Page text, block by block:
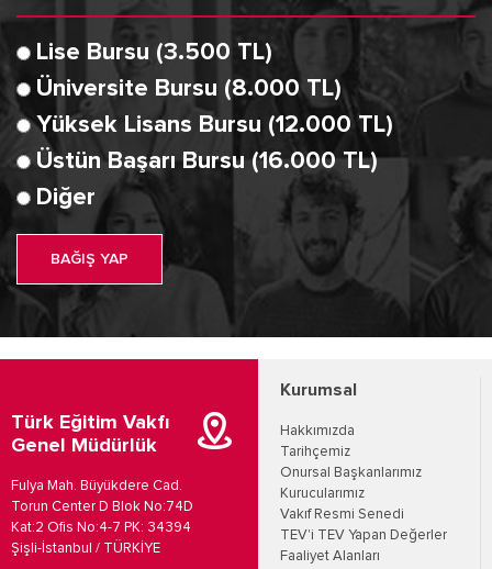
Lise Bursu (3.500 TL)
Üniversite Bursu (8.000 TL)
Yüksek Lisans Bursu (12.000 TL)
Üstün Başarı Bursu (16.000 TL)
Diğer
BAĞIŞ YAP
Türk Eğitim Vakfı
Genel Müdürlük
Fulya Mah. Büyükdere Cad.
Torun Center D Blok No:74D
Kat:2 Ofis No:4-7 PK: 34394
Şişli-İstanbul / TÜRKİYE
Kurumsal
Hakkımızda
Tarihçemiz
Onursal Başkanlarımız
Kurucularımız
Vakıf Resmi Senedi
TEV'i TEV Yapan Değerler
Faaliyet Alanları